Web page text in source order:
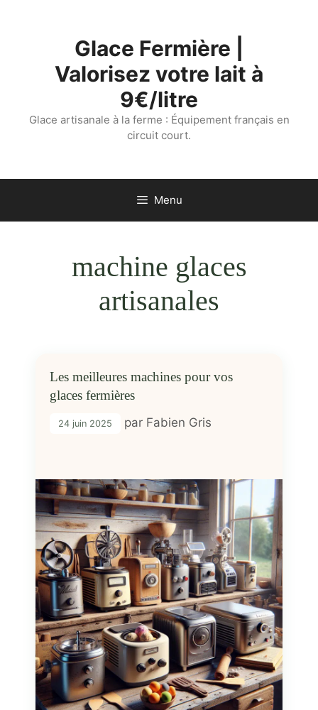
Glace Fermière |
Valorisez votre lait à
9€/litre
Glace artisanale à la ferme : Équipement français en
circuit court.
Menu
machine glaces
artisanales
Les meilleures machines pour vos
glaces fermières
24 juin 2025 par Fabien Gris